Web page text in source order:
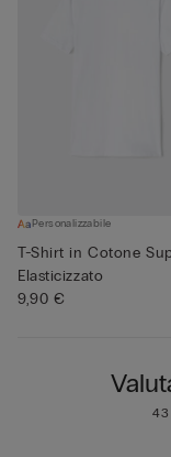
Personalizzabile
T-Shirt in Cotone
Elasticizzato
9,90 €
43